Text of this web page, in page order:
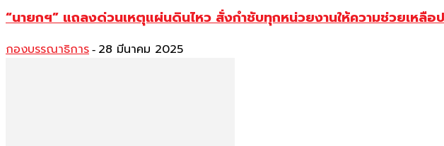
“นายกฯ” แถลงด่วนเหตุแผ่นดินไหว สั่งกำชับทุกหน่วยงานให้ความช่วยเหลือ
กองบรรณาธิการ - 28 มีนาคม 2025